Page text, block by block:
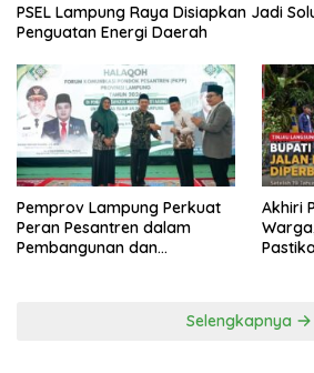
PSEL Lampung Raya Disiapkan Jadi
Penguatan Energi Daerah
Pemprov Lampung Perkuat
Peran Pesantren dalam
Pembangunan dan
Akhiri
Selengkapnya